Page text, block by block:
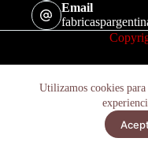
Utilizamos cookies
Email
Elevador De